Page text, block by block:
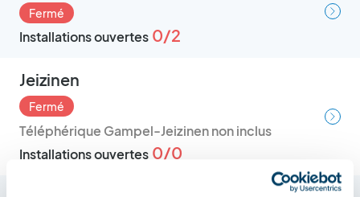
Fermé
Installations ouvertes 0/2
Jeizinen
Fermé
Téléphérique Gampel-Jeizinen non inclus
Installations ouvertes 0/0